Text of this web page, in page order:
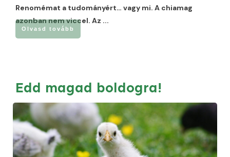
Renomémat a tudományért… vagy mi. A chiamag
azonban nem viccel. Az ...
Olvasd tovább
Edd magad boldogra!